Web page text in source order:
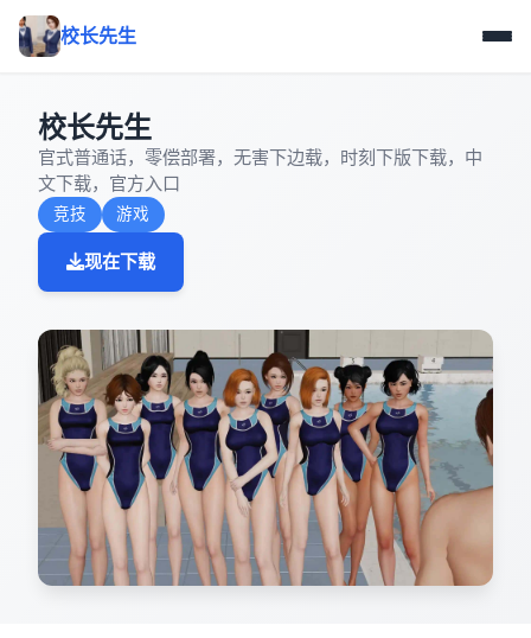
校长先生
校长先生
官式普通话，零偿部署，无害下边载，时刻下版下载，中
文下载，官方入口
竞技 游戏
现在下载